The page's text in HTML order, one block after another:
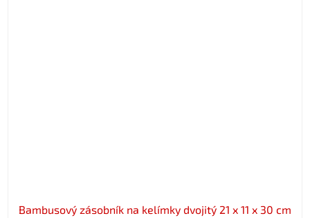
Bambusový zásobník na kelímky dvojitý 21 x 11 x 30 cm